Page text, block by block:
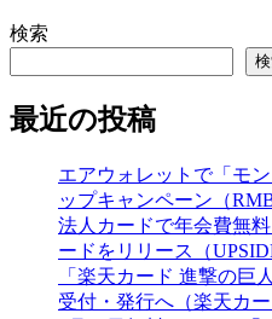
検索
最近の投稿
エアウォレットで「モ
ップキャンペーン（RMB
法人カードで年会費無
ードをリリース（
「楽天カード 進撃の巨
受付・発行へ（楽天カー